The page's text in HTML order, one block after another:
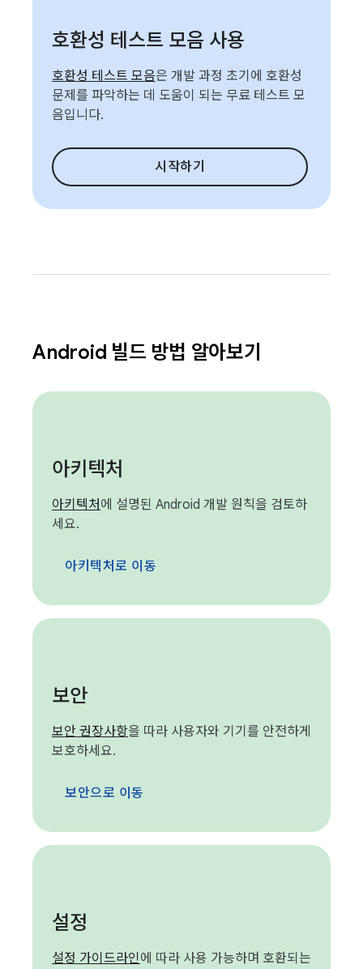
호환성 테스트 모음 사용
호환성 테스트 모음은 개발 과정 초기에 호환성
문제를 파악하는 데 도움이 되는 무료 테스트 모
음입니다.
시작하기
Android 빌드 방법 알아보기
아키텍처
아키텍처 에 설명된 Android 개발 원칙을 검토하
세요.
아키텍처로 이동
보안
보안 권장사항을 따라 사용자와 기기를 안전하게
보호하세요.
보안으로 이동
설정
설정 가이드라인에 따라 사용 가능하며 호환되는